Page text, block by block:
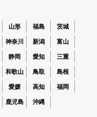
山形 福島 茨城
神奈川 新潟 富山
静岡 愛知 三重
和歌山 鳥取 島根
愛媛 高知 福岡
鹿児島 沖縄